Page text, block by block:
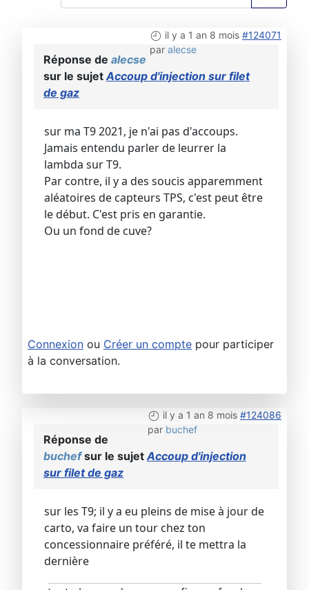
il y a 1 an 8 mois #124071
par alecse
Réponse de alecse
sur le sujetAccoup d'injection sur filet
de gaz
sur ma T9 2021, je n'ai pas d'accoups.
Jamais entendu parler de leurrer la
lambda sur T9.
Par contre, il y a des soucis apparemment
aléatoires de capteurs TPS, c'est peut être
le début. C'est pris en garantie.
Ou un fond de cuve?
Connexion ou Créer un compte pour participer
à la conversation.
il y a 1 an 8 mois #124086
par buchef
Réponse de
buchefsur le sujetAccoup d'injection
sur filet de gaz
sur les T9; il y a eu pleins de mise à jour de
carto, va faire un tour chez ton
concessionnaire préféré, il te mettra la
dernière